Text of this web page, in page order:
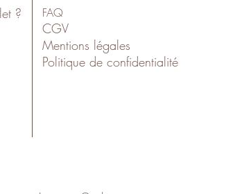
?
FAQ
CGV
Mentions légales
Politique de confidentialité